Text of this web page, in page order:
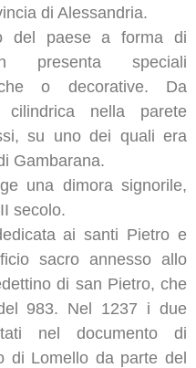
di Alessandria.
del paese a forma di
presenta speciali
o decorative. Da
cilindrica nella parete
su uno dei quali era
Gambarana.
una dimora signorile,
secolo.
ai santi Pietro e
sacro annesso allo
di san Pietro, che
983. Nel 1237 i due
nel documento di
di Lomello da parte del